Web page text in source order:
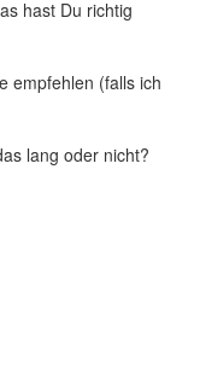
hast Du richtig
empfehlen (falls ich
lang oder nicht?